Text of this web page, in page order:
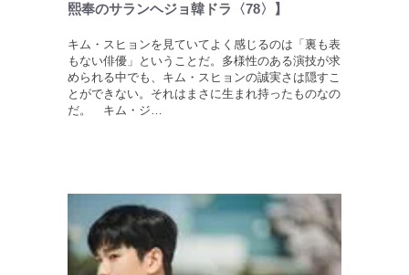
熙奉のサランヘジョ韓ドラ〈78〉】
キム・スヒョンを見ていてよく感じるのは「裏も表
もない俳優」ということだ。多様性のある演技が求
められる中でも、キム・スヒョンの誠実さは隠すこ
とができない。それはまさに生まれ持ったものなの
だ。 キム・ジ…